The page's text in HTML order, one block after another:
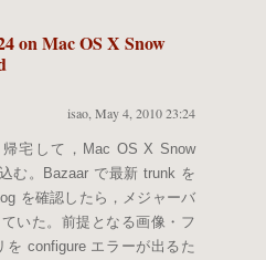
on Mac OS X Snow
isao May 4, 2010 23:24
宅して，Mac OS X Snow
む。Bazaar で最新 trunk を
を確認したら，メジャーバ
いた。前提となる画像・フ
を configure エラーが出るた